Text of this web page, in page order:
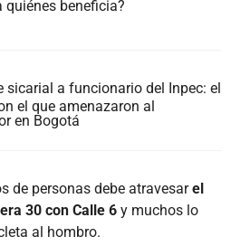
quiénes beneficia?
sicarial a funcionario del Inpec: el
el que amenazaron al
en Bogotá
de personas debe atravesarel
30 con Calle 6 y muchos lo
al hombro.